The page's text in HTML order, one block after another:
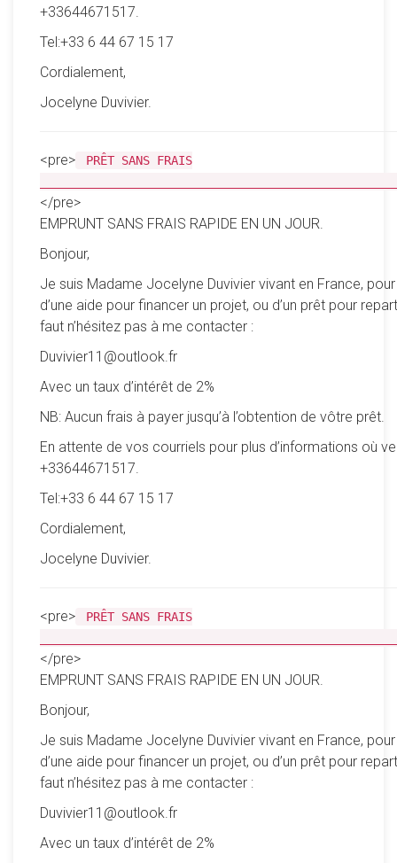
+33644671517.
Tel:+33 6 44 67 15 17
Cordialement,
Jocelyne Duvivier.
<pre>
PRÊT SANS FRAIS
</pre>
EMPRUNT SANS FRAIS RAPIDE EN UN JOUR.
Bonjour,
Je suis Madame Jocelyne Duvivier vivant en France,
d’une aide pour financer un projet, ou d’un prêt pour
faut n’hésitez pas à me contacter :
Duvivier11@outlook.fr
Avec un taux d’intérêt de 2%
NB: Aucun frais à payer jusqu’à l’obtention de vôtre prêt.
En attente de vos courriels pour plus d’informations où
+33644671517.
Tel:+33 6 44 67 15 17
Cordialement,
Jocelyne Duvivier.
<pre>
PRÊT SANS FRAIS
</pre>
EMPRUNT SANS FRAIS RAPIDE EN UN JOUR.
Bonjour,
Je suis Madame Jocelyne Duvivier vivant en France,
d’une aide pour financer un projet, ou d’un prêt pour
faut n’hésitez pas à me contacter :
Duvivier11@outlook.fr
Avec un taux d’intérêt de 2%